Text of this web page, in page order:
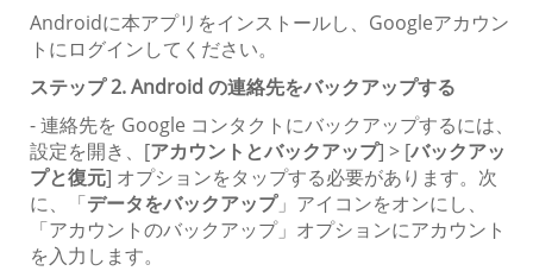
Androidに本アプリをインストールし、Googleアカウン
トにログインしてください。
ステップ 2. Android の連絡先をバックアップする
- 連絡先を Google コンタクトにバックアップするには、
設定を開き、[アカウントとバックアップ] > [バックアッ
プと復元] オプションをタップする必要があります。次
に、「データをバックアップ」アイコンをオンにし、
「アカウントのバックアップ」オプションにアカウント
を入力します。